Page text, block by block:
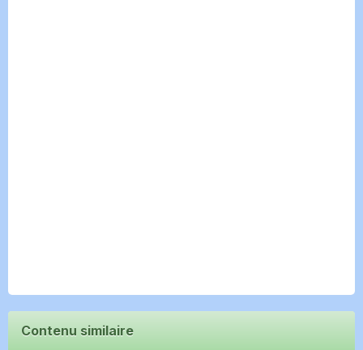
Contenu similaire